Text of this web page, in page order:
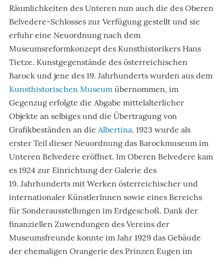
Räumlichkeiten des Unteren nun auch die des Oberen
Belvedere-Schlosses zur Verfügung gestellt und sie
erfuhr eine Neuordnung nach dem
Museumsreformkonzept des Kunsthistorikers Hans
Tietze. Kunstgegenstände des österreichischen
Barock und jene des 19. Jahrhunderts wurden aus dem
Kunsthistorischen Museum übernommen, im
Gegenzug erfolgte die Abgabe mittelalterlicher
Objekte an selbiges und die Übertragung von
Grafikbeständen an die Albertina. 1923 wurde als
erster Teil dieser Neuordnung das Barockmuseum im
Unteren Belvedere eröffnet. Im Oberen Belvedere kam
es 1924 zur Einrichtung der Galerie des
19. Jahrhunderts mit Werken österreichischer und
internationaler KünstlerInnen sowie eines Bereichs
für Sonderausstellungen im Erdgeschoß. Dank der
finanziellen Zuwendungen des Vereins der
Museumsfreunde konnte im Jahr 1929 das Gebäude
der ehemaligen Orangerie des Prinzen Eugen im